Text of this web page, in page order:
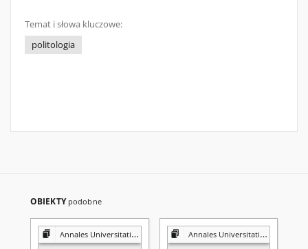
Temat i słowa kluczowe:
politologia
OBIEKTY podobne
Annales Universitatis Mariae Curie-Skłodowska. Sectio K, Politologia Annales Universitatis Mariae Curie-Skłodowska. Sectio K, Politologia